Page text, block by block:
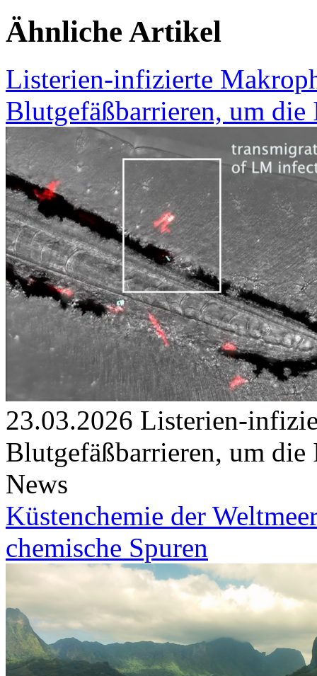
Ähnliche Artikel
Listerien-infizierte
Blutgefäßbarrieren, um
23.03.2026 Listerien-
Blutgefäßbarrieren, um
News
Küstenchemie der
chemische Spuren